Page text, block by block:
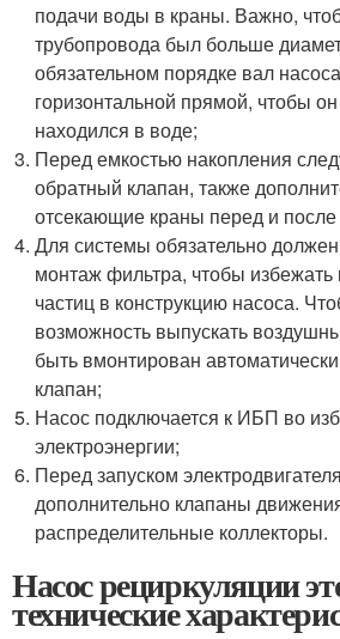
подачи воды в краны. Важно,
трубопровода был больше
обязательном порядке вал
горизонтальной прямой, чтобы
находился в воде;
Перед емкостью накопления
обратный клапан, также
отсекающие краны перед и после
Для системы обязательно
монтаж фильтра, чтобы
частиц в конструкцию насоса.
возможность выпускать
быть вмонтирован
клапан;
Насос подключается к ИБП во
электроэнергии;
Перед запуском
дополнительно клапаны
распределительные коллекторы.
Насос рециркуляции
технические